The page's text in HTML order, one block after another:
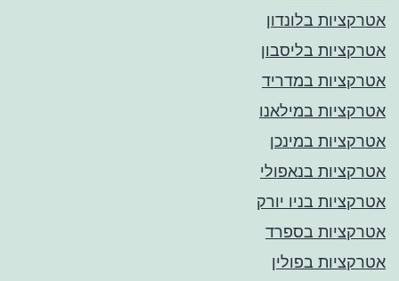
אטרקציות בלונדון
אטרקציות בליסבון
אטרקציות במדריד
אטרקציות במילאנו
אטרקציות במינכן
אטרקציות בנאפולי
אטרקציות בניו יורק
אטרקציות בספרד
אטרקציות בפולין